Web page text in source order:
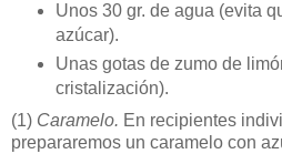
Unos 30 gr. de agua (evita
azúcar).
Unas gotas de zumo de
cristalización).
(1) Caramelo. En recipientes
prepararemos un caramelo con